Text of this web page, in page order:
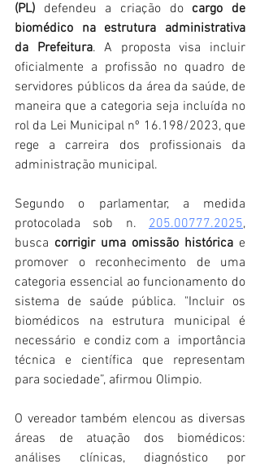
(PL) defendeu a criação do cargo de
biomédico na estrutura administrativa
da Prefeitura. A proposta visa incluir
oficialmente a profissão no quadro de
servidores públicos da área da saúde, de
maneira que a categoria seja incluída no
rol da Lei Municipal nº 16.198/2023, que
rege a carreira dos profissionais da
administração municipal.
Segundo o parlamentar, a medida
protocolada sob n. 205.00777.2025,
busca corrigir uma omissão histórica e
promover o reconhecimento de uma
categoria essencial ao funcionamento do
sistema de saúde pública. "Incluir os
biomédicos na estrutura municipal é
necessário  e condiz com a  importância
técnica e científica que representam
para sociedade”, afirmou Olimpio.
O vereador também elencou as diversas
áreas de atuação dos biomédicos:
análises clínicas, diagnóstico por